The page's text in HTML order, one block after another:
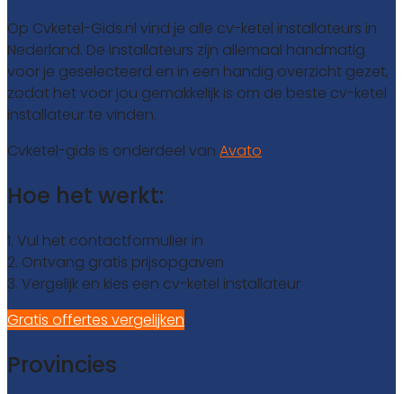
Op Cvketel-Gids.nl vind je alle cv-ketel installateurs in
Nederland. De installateurs zijn allemaal handmatig
voor je geselecteerd en in een handig overzicht gezet,
zodat het voor jou gemakkelijk is om de beste cv-ketel
installateur te vinden.
Cvketel-gids is onderdeel van Avato
Hoe het werkt:
1. Vul het contactformulier in
2. Ontvang gratis prijsopgaven
3. Vergelijk en kies een cv-ketel installateur
Gratis offertes vergelijken
Provincies